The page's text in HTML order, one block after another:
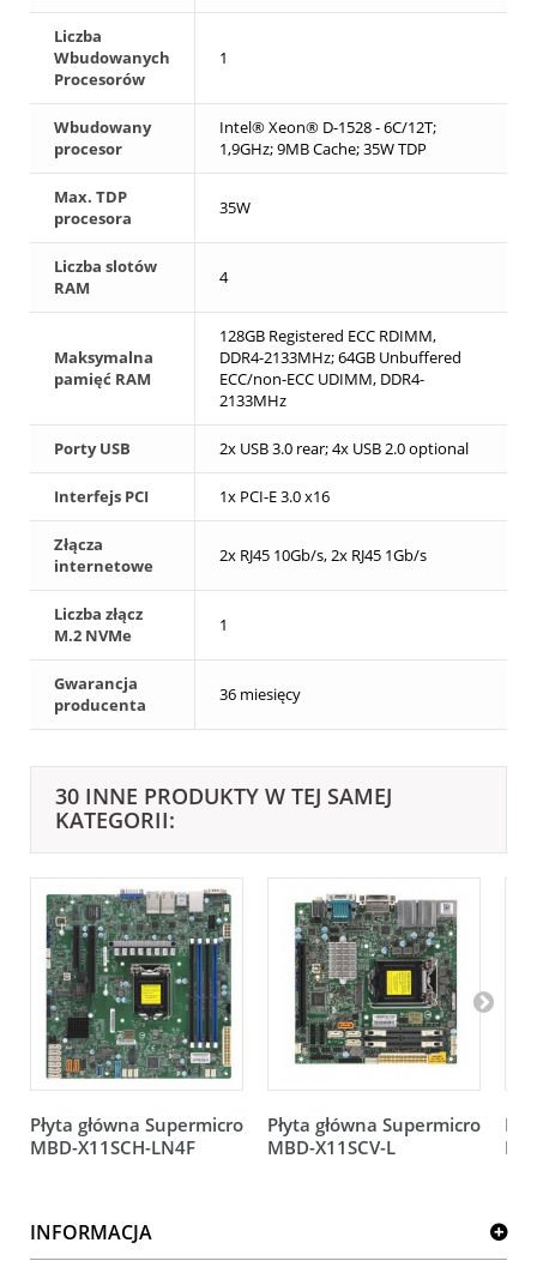
Liczba
Wbudowanych
Procesorów
1
Wbudowany
procesor
Intel® Xeon® D-1528 - 6C/12T;
1,9GHz; 9MB Cache; 35W TDP
Max. TDP
procesora
35W
Liczba slotów
RAM
4
Maksymalna
pamięć RAM
128GB Registered ECC RDIMM,
DDR4-2133MHz; 64GB Unbuffered
ECC/non-ECC UDIMM, DDR4-
2133MHz
Porty USB 2x USB 3.0 rear; 4x USB 2.0 optional
Interfejs PCI 1x PCI-E 3.0 x16
Złącza
internetowe
2x RJ45 10Gb/s, 2x RJ45 1Gb/s
Liczba złącz
M.2 NVMe
1
Gwarancja
producenta
36 miesięcy
30 INNE PRODUKTY W TEJ SAMEJ
KATEGORII:
Płyta główna Supermicro
MBD-X11SCH-LN4F
Płyta główna Supermicro
MBD-X11SCV-L
INFORMACJA